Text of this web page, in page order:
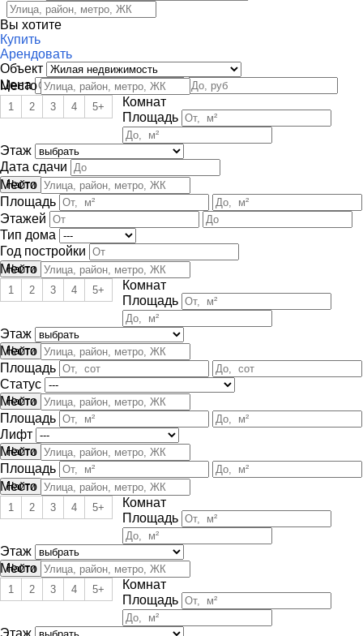
Вы хотите
Купить
Арендовать
Объект
Цена
Место
Комнат
1 2 3 4 5+
Площадь
Этаж
Дата сдачи
Место
Площадь
Этажей
Тип дома
Год постройки
Место
Комнат
1 2 3 4 5+
Площадь
Этаж
Место
Площадь
Статус
Место
Площадь
Лифт
Место
Площадь
Место
Комнат
1 2 3 4 5+
Площадь
Этаж
Место
Комнат
1 2 3 4 5+
Площадь
Этаж